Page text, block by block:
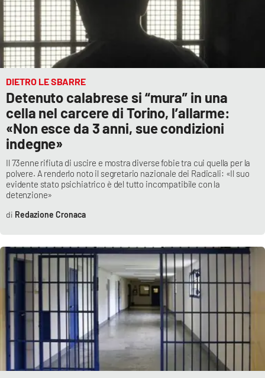
DIETRO LE SBARRE
Detenuto calabrese si “mura” in una
cella nel carcere di Torino, l’allarme:
«Non esce da 3 anni, sue condizioni
indegne»
Il 73enne rifiuta di uscire e mostra diverse fobie tra cui quella per la
polvere. A renderlo noto il segretario nazionale dei Radicali: «Il suo
evidente stato psichiatrico è del tutto incompatibile con la
detenzione»
Redazione Cronaca